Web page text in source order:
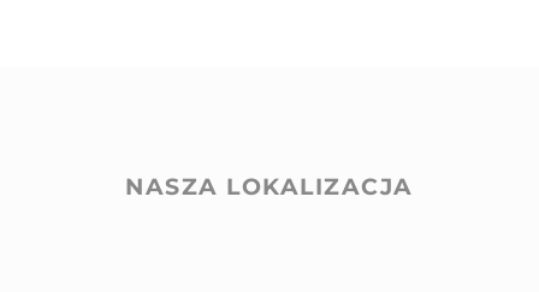
NASZA LOKALIZACJA